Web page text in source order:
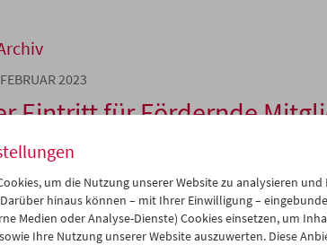
2023
Eintritt für Fördernde
Mitglied unterstützen Sie unser Haus und
Einladungen zu Vorpremieren, Führungen in
ausgewählten Vorstellungen.
um die Nutzung unserer Website zu analysieren
hinaus können – mit Ihrer Einwilligung –
Medien oder Analyse-Dienste) Cookies einsetzen, um
Ihre Nutzung unserer Website auszuwerten. Diese